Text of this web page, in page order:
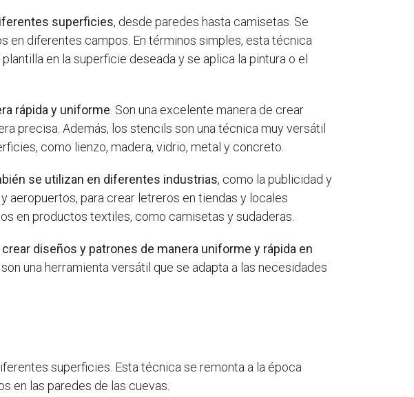
superficies, desde paredes hasta camisetas. Se
en diferentes campos. En términos simples, esta técnica
en la superficie deseada y se aplica la pintura o el
rápida y uniforme . Son una excelente manera de crear
precisa. Además, los stencils son una técnica muy versátil
como lienzo, madera, vidrio, metal y concreto.
se utilizan en diferentes industrias, como la publicidad y
aeropuertos, para crear letreros en tiendas y locales
en productos textiles, como camisetas y sudaderas.
diseños y patrones de manera uniforme y rápida en
una herramienta versátil que se adapta a las necesidades
superficies. Esta técnica se remonta a la época
en las paredes de las cuevas.